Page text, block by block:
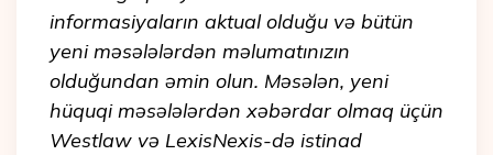
informasiyaların aktual olduğu və bütün
yeni məsələlərdən məlumatınızın
olduğundan əmin olun. Məsələn, yeni
hüquqi məsələlərdən xəbərdar olmaq üçün
Westlaw və LexisNexis-də istinad